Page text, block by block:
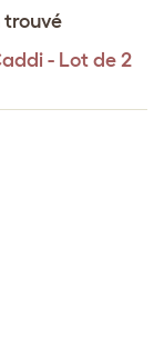
trouvé
- Lot de 2